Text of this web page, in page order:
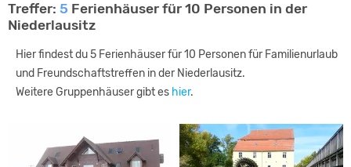
Treffer: 5 Ferienhäuser für 10 Personen in der
Niederlausitz
Hier findest du 5 Ferienhäuser für 10 Personen für Familienurlaub
und Freundschaftstreffen in der Niederlausitz.
Weitere Gruppenhäuser gibt es hier.